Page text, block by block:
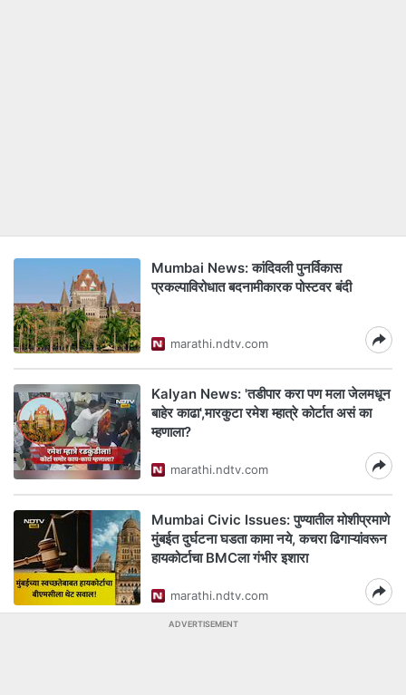
Mumbai News: कांदिवली पुनर्विकास
प्रकल्पाविरोधात बदनामीकारक पोस्टवर बंदी
marathi.ndtv.com
Kalyan News: 'तडीपार करा पण मला जेलमधून
बाहेर काढा',मारकुटा रमेश म्हात्रे कोर्टात असं का
म्हणाला?
marathi.ndtv.com
Mumbai Civic Issues: पुण्यातील मोशीप्रमाणे
मुंबईत दुर्घटना घडता कामा नये, कचरा ढिगाऱ्यांवरून
हायकोर्टाचा BMCला गंभीर इशारा
marathi.ndtv.com
ADVERTISEMENT